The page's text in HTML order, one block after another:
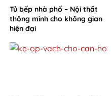
Tủ bếp nhà phố – Nội thất
thông minh cho không gian
hiện đại